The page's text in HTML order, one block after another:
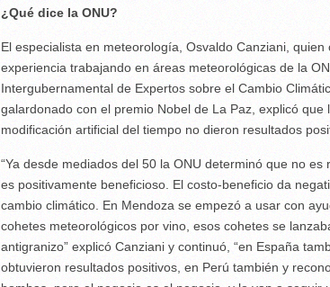
¿Qué dice la ONU?
El especialista en meteorología, Osvaldo Canziani,
experiencia trabajando en áreas meteorológicas de la
Intergubernamental de Expertos sobre el Cambio
galardonado con el premio Nobel de La Paz, explicó que
modificación artificial del tiempo no dieron resultados
“Ya desde mediados del 50 la ONU determinó que no
es positivamente beneficioso. El costo-beneficio da
cambio climático. En Mendoza se empezó a usar con
cohetes meteorológicos por vino, esos cohetes se
antigranizo” explicó Canziani y continuó, “en España
obtuvieron resultados positivos, en Perú también y